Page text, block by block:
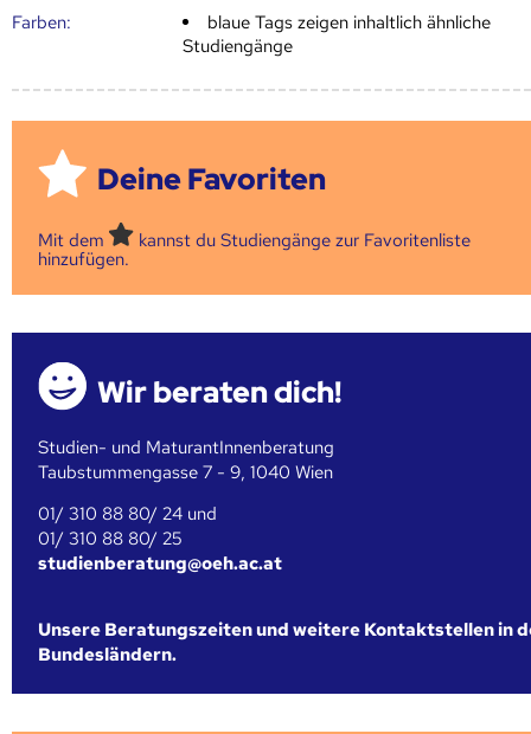
Farben:
blaue Tags zeigen inhaltlich ähnliche
Studiengänge
Deine Favoriten
Mit dem
kannst du Studiengänge zur Favoritenliste
hinzufügen.
Wir beraten dich!
Studien- und MaturantInnenberatung
Taubstummengasse 7 - 9, 1040 Wien
01/ 310 88 80/ 24 und
01/ 310 88 80/ 25
studienberatung@oeh.ac.at
Unsere Beratungszeiten und weitere Kontaktstellen in
Bundesländern.